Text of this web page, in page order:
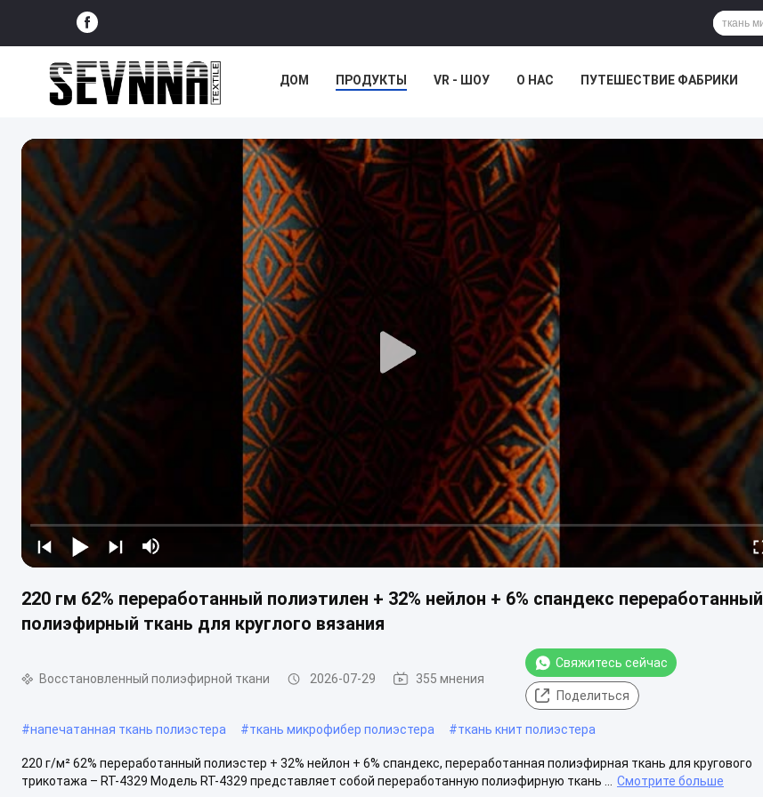
ДОМ ПРОДУКТЫ VR - ШОУ О НАС ПУТЕШЕСТВИЕ ФАБРИКИ
220 гм 62% переработанный полиэтилен + 32% нейлон + 6% спандекс переработанный
полиэфирный ткань для круглого вязания
Восстановленный полиэфирной ткани 2026-07-29 355 мнения
Свяжитесь сейчас
Поделиться
#напечатанная ткань полиэстера #ткань микрофибер полиэстера #ткань книт полиэстера
220 г/м² 62% переработанный полиэстер + 32% нейлон + 6% спандекс, переработанная полиэфирная ткань для кругового
трикотажа – RT-4329 Модель RT-4329 представляет собой переработанную полиэфирную ткань ...
Смотрите больше